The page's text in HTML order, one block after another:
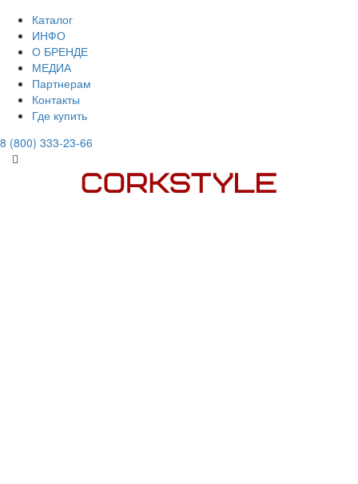
Каталог
ИНФО
О БРЕНДЕ
МЕДИА
Партнерам
Контакты
Где купить
8 (800) 333-23-66